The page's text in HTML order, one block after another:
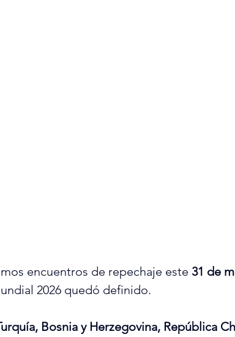
encuentros de repechaje este 31 de
2026 quedó definido.
Bosnia y Herzegovina, República